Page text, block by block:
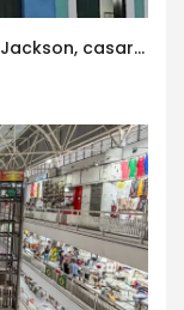
Cenário de clipe icônico de Michael Jackson, casarão azul no centro do Pelourinho enfrenta ordem de desocupação